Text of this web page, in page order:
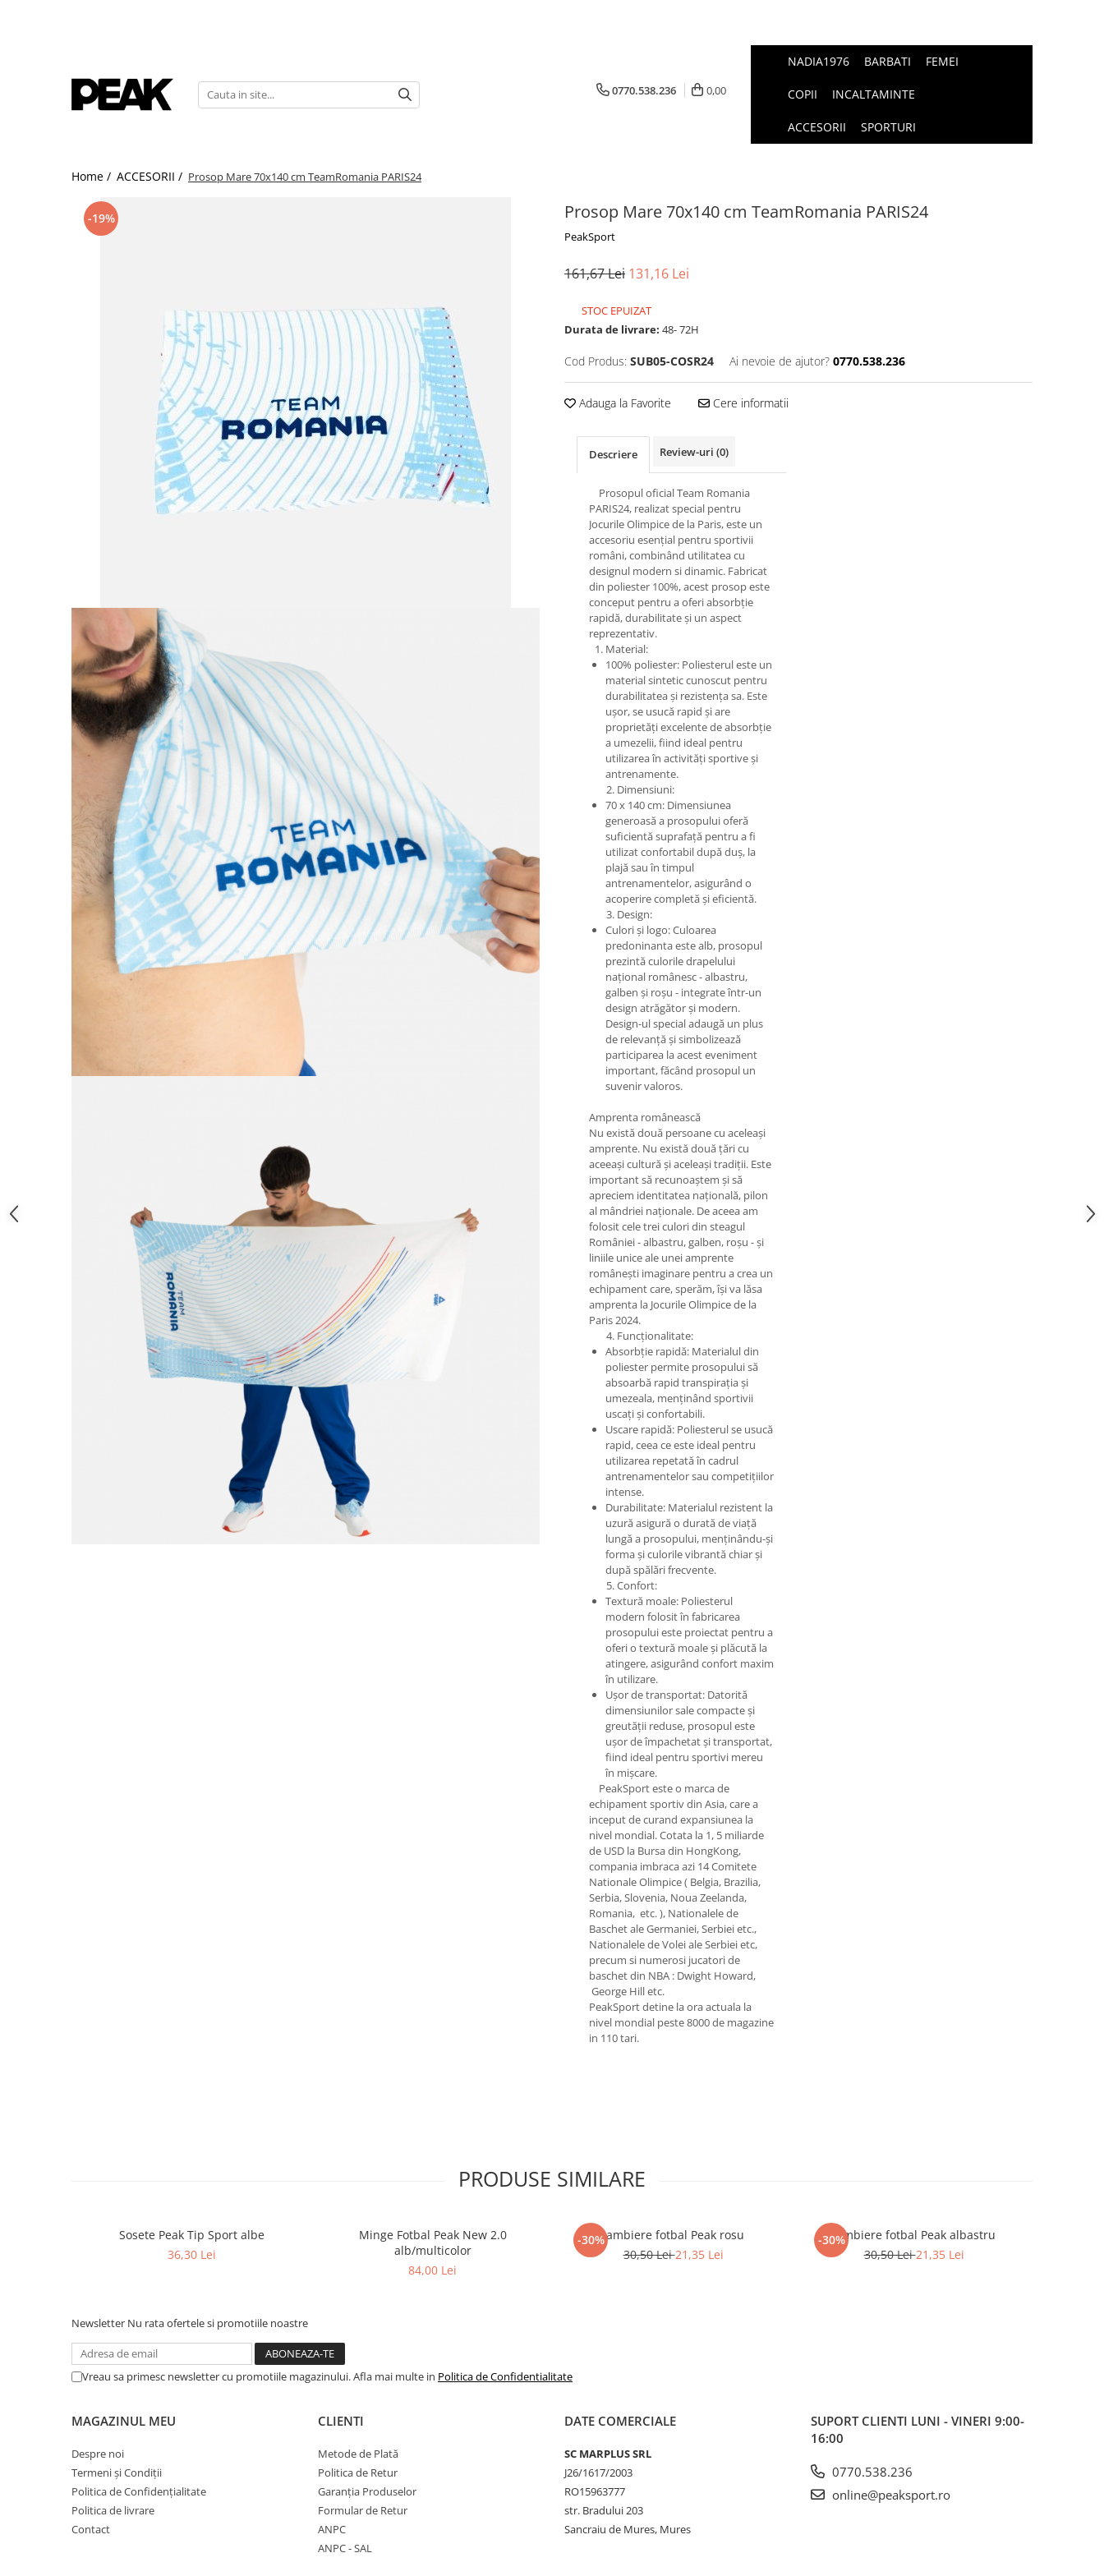
0770.538.236 0,00
NADIA1976 BARBATI FEMEI
COPII INCALTAMINTE
ACCESORII SPORTURI
Home / ACCESORII / Prosop Mare 70x140 cm TeamRomania PARIS24
-19% Prosop Mare 70x140 cm TeamRomania PARIS24
PeakSport
161,67 Lei 131,16 Lei
STOC EPUIZAT
Durata de livrare: 48- 72H
Cod Produs: SUB05-COSR24 Ai nevoie de ajutor? 0770.538.236
Adauga la Favorite Cere informatii
Descriere Review-uri (0)
Prosopul oficial Team Romania
PARIS24, realizat special pentru
Jocurile Olimpice de la Paris, este un
accesoriu esențial pentru sportivii
români, combinând utilitatea cu
designul modern si dinamic. Fabricat
din poliester 100%, acest prosop este
conceput pentru a oferi absorbție
rapidă, durabilitate și un aspect
reprezentativ.
Material:
100% poliester: Poliesterul este un
material sintetic cunoscut pentru
durabilitatea și rezistența sa. Este
ușor, se usucă rapid și are
proprietăți excelente de absorbție
a umezelii, fiind ideal pentru
utilizarea în activități sportive și
antrenamente.
2. Dimensiuni:
70 x 140 cm: Dimensiunea
generoasă a prosopului oferă
suficientă suprafață pentru a fi
utilizat confortabil după duș, la
plajă sau în timpul
antrenamentelor, asigurând o
acoperire completă și eficientă.
3. Design:
Culori și logo: Culoarea
predoninanta este alb, prosopul
prezintă culorile drapelului
național românesc - albastru,
galben și roșu - integrate într-un
design atrăgător și modern.
Design-ul special adaugă un plus
de relevanță și simbolizează
participarea la acest eveniment
important, făcând prosopul un
suvenir valoros.
Amprenta românească
Nu există două persoane cu aceleași
amprente. Nu există două țări cu
aceeași cultură și aceleași tradiții. Este
important să recunoaștem și să
apreciem identitatea națională, pilon
al mândriei naționale. De aceea am
folosit cele trei culori din steagul
României - albastru, galben, roșu - și
liniile unice ale unei amprente
românești imaginare pentru a crea un
echipament care, sperăm, își va lăsa
amprenta la Jocurile Olimpice de la
Paris 2024.
4. Funcționalitate:
Absorbție rapidă: Materialul din
poliester permite prosopului să
absoarbă rapid transpirația și
umezeala, menținând sportivii
uscați și confortabili.
Uscare rapidă: Poliesterul se usucă
rapid, ceea ce este ideal pentru
utilizarea repetată în cadrul
antrenamentelor sau competițiilor
intense.
Durabilitate: Materialul rezistent la
uzură asigură o durată de viață
lungă a prosopului, menținându-și
forma și culorile vibrantă chiar și
după spălări frecvente.
5. Confort:
Textură moale: Poliesterul
modern folosit în fabricarea
prosopului este proiectat pentru a
oferi o textură moale și plăcută la
atingere, asigurând confort maxim
în utilizare.
Ușor de transportat: Datorită
dimensiunilor sale compacte și
greutății reduse, prosopul este
ușor de împachetat și transportat,
fiind ideal pentru sportivi mereu
în mișcare.
PeakSport este o marca de
echipament sportiv din Asia, care a
inceput de curand expansiunea la
nivel mondial. Cotata la 1, 5 miliarde
de USD la Bursa din HongKong,
compania imbraca azi 14 Comitete
Nationale Olimpice ( Belgia, Brazilia,
Serbia, Slovenia, Noua Zeelanda,
Romania, etc. ), Nationalele de
Baschet ale Germaniei, Serbiei etc.,
Nationalele de Volei ale Serbiei etc,
precum si numerosi jucatori de
baschet din NBA : Dwight Howard,
George Hill etc.
PeakSport detine la ora actuala la
nivel mondial peste 8000 de magazine
in 110 tari.
PRODUSE SIMILARE
Sosete Peak Tip Sport albe
36,30 Lei
Minge Fotbal Peak New 2.0
alb/multicolor
84,00 Lei
-30%Jambiere fotbal Peak rosu
30,50 Lei21,35 Lei
-30%Jambiere fotbal Peak albastru
30,50 Lei21,35 Lei
Newsletter Nu rata ofertele si promotiile noastre
Vreau sa primesc newsletter cu promotiile magazinului. Afla mai multe in Politica de Confidentialitate
MAGAZINUL MEU
Despre noi
Termeni și Condiții
Politica de Confidențialitate
Politica de livrare
Contact
CLIENTI
Metode de Plată
Politica de Retur
Garanția Produselor
Formular de Retur
ANPC
ANPC - SAL
DATE COMERCIALE
SC MARPLUS SRL
J26/1617/2003
RO15963777
str. Bradului 203
Sancraiu de Mures, Mures
SUPORT CLIENTI LUNI - VINERI 9:00-
16:00
0770.538.236
online@peaksport.ro